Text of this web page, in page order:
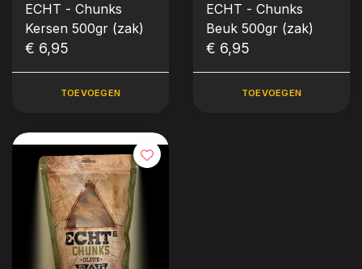
ECHT - Chunks
Kersen 500gr (zak)
€ 6,95
TOEVOEGEN
ECHT - Chunks
Beuk 500gr (zak)
€ 6,95
TOEVOEGEN